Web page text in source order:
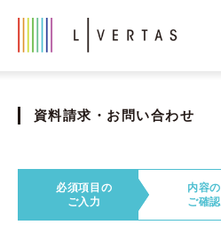
資料請求・お問い合わせ
必須項目の
ご入力
内容の
ご確認